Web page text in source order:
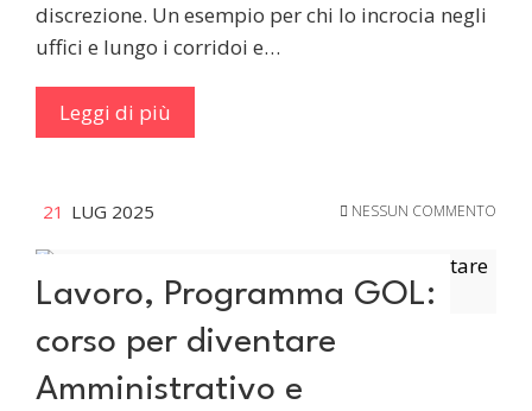
discrezione. Un esempio per chi lo incrocia negli
uffici e lungo i corridoi e…
Leggi di più
21 LUG 2025 NESSUN COMMENTO
Lavoro, Programma GOL:
corso per diventare
Amministrativo e